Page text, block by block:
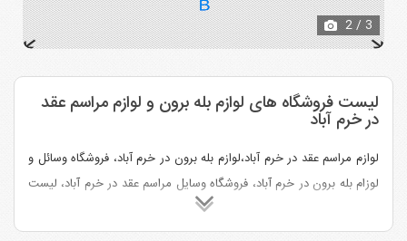
2/ 3
لیست فروشگاه های لوازم بله برون و لوازم مراسم عقد
در خرم آباد
لوازم مراسم عقد در خرم آباد،لوازم بله برون در خرم آباد، فروشگاه وسائل و
لوزام بله برون در خرم آباد، فروشگاه وسایل مراسم عقد در خرم آباد، لیست
فروشگاه های لوازم بله برون و لوازم مراسم عقد خرم آباد